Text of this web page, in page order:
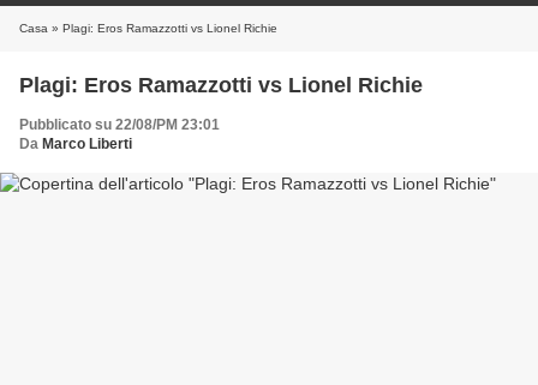
Casa » Plagi: Eros Ramazzotti vs Lionel Richie
Plagi: Eros Ramazzotti vs Lionel Richie
Pubblicato su 22/08/PM 23:01
Da Marco Liberti